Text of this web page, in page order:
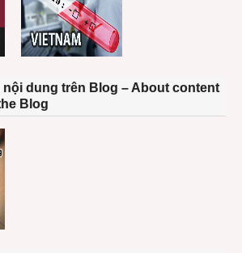
nội dung trên Blog – About content
Blog